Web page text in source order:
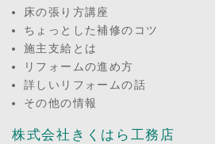
床の張り方講座
ちょっとした補修のコツ
施主支給とは
リフォームの進め方
詳しいリフォームの話
その他の情報
株式会社きくはら工務店